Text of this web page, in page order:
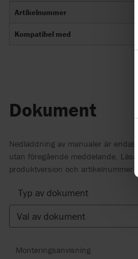
Artikelnummer
Kompatibel med
Dokument
Nedladdning av manualer är
utan föregående meddelande.
produktversion och artikelnummer
Typ av dokument
Val av dokument
Monteringsanvisning